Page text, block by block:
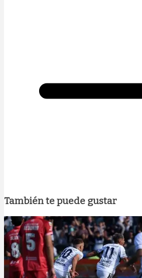
También te puede gustar